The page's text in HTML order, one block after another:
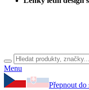
Menu
Přepnout do